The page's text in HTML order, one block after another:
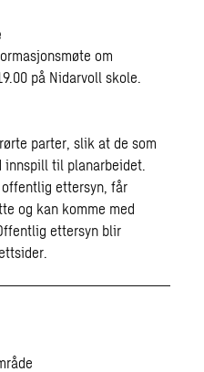
om
på Nidarvoll skole.
parter, slik at de som
innspill til planarbeidet.
ettersyn, får
og kan komme med
ettersyn blir